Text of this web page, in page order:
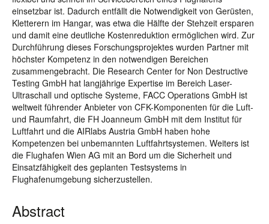
einsetzbar ist. Dadurch entfällt die Notwendigkeit von Gerüsten,
Kletterern im Hangar, was etwa die Hälfte der Stehzeit ersparen
und damit eine deutliche Kostenreduktion ermöglichen wird. Zur
Durchführung dieses Forschungsprojektes wurden Partner mit
höchster Kompetenz in den notwendigen Bereichen
zusammengebracht. Die Research Center for Non Destructive
Testing GmbH hat langjährige Expertise im Bereich Laser-
Ultraschall und optische Systeme, FACC Operations GmbH ist
weltweit führender Anbieter von CFK-Komponenten für die Luft-
und Raumfahrt, die FH Joanneum GmbH mit dem Institut für
Luftfahrt und die AIRlabs Austria GmbH haben hohe
Kompetenzen bei unbemannten Luftfahrtsystemen. Weiters ist
die Flughafen Wien AG mit an Bord um die Sicherheit und
Einsatzfähigkeit des geplanten Testsystems in
Flughafenumgebung sicherzustellen.
Abstract